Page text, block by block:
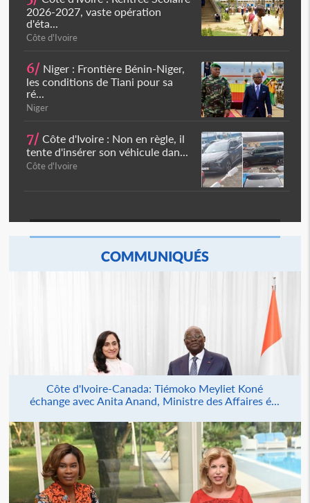
2026-2027, vaste opération
d'éta...
Côte d'Ivoire
6/ Niger : Frontière Bénin-Niger,
les conditions de Tiani pour sa
ré...
Niger
7/ Côte d'Ivoire : Non en règle, il
tente d'insérer son véhicule dan...
Côte d'Ivoire
COMMUNIQUÉS
Côte d'Ivoire-Canada: Tiémoko Meyliet Koné
échange avec Anita Anand, Ministre des Affaires é...